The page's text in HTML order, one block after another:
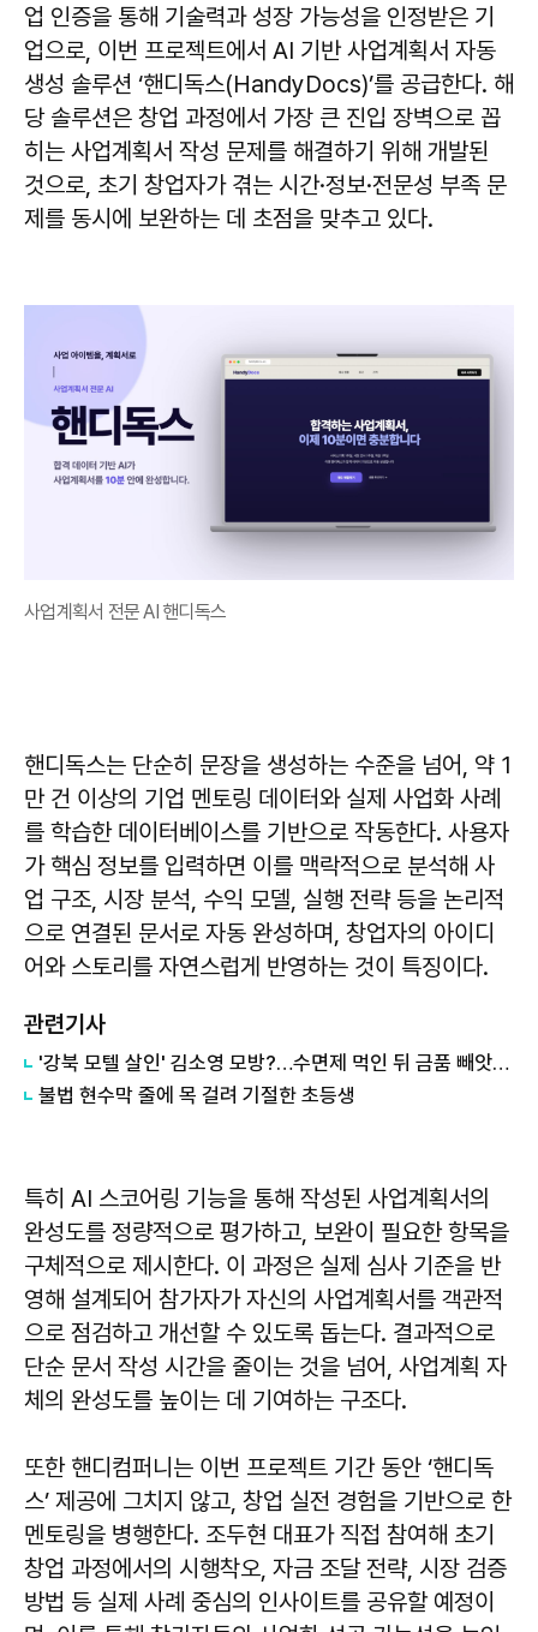
업 인증을 통해 기술력과 성장 가능성을 인정받은 기
업으로, 이번 프로젝트에서 AI 기반 사업계획서 자동
생성 솔루션 ‘핸디독스(HandyDocs)’를 공급한다. 해
당 솔루션은 창업 과정에서 가장 큰 진입 장벽으로 꼽
히는 사업계획서 작성 문제를 해결하기 위해 개발된
것으로, 초기 창업자가 겪는 시간·정보·전문성 부족 문
제를 동시에 보완하는 데 초점을 맞추고 있다.
사업계획서 전문 AI 핸디독스
핸디독스는 단순히 문장을 생성하는 수준을 넘어, 약 1
만 건 이상의 기업 멘토링 데이터와 실제 사업화 사례
를 학습한 데이터베이스를 기반으로 작동한다. 사용자
가 핵심 정보를 입력하면 이를 맥락적으로 분석해 사
업 구조, 시장 분석, 수익 모델, 실행 전략 등을 논리적
으로 연결된 문서로 자동 완성하며, 창업자의 아이디
어와 스토리를 자연스럽게 반영하는 것이 특징이다.
관련기사
'강북 모텔 살인' 김소영 모방?…수면제 먹인 뒤 금품 빼앗은 女
불법 현수막 줄에 목 걸려 기절한 초등생
특히 AI 스코어링 기능을 통해 작성된 사업계획서의
완성도를 정량적으로 평가하고, 보완이 필요한 항목을
구체적으로 제시한다. 이 과정은 실제 심사 기준을 반
영해 설계되어 참가자가 자신의 사업계획서를 객관적
으로 점검하고 개선할 수 있도록 돕는다. 결과적으로
단순 문서 작성 시간을 줄이는 것을 넘어, 사업계획 자
체의 완성도를 높이는 데 기여하는 구조다.
또한 핸디컴퍼니는 이번 프로젝트 기간 동안 ‘핸디독
스’ 제공에 그치지 않고, 창업 실전 경험을 기반으로 한
멘토링을 병행한다. 조두현 대표가 직접 참여해 초기
창업 과정에서의 시행착오, 자금 조달 전략, 시장 검증
방법 등 실제 사례 중심의 인사이트를 공유할 예정이